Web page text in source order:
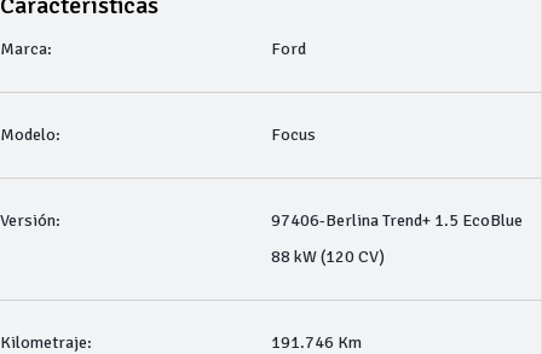
Marca: Ford
Modelo: Focus
Versión:
97406-Berlina Trend+ 1.5 EcoBlue
88 kW (120 CV)
Kilometraje: 191.746 Km